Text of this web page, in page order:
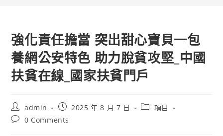
強化責任擔當 突出甜心寶貝一包
養網公安特色 助力脫貧攻堅_中國
扶貧在線_國家扶貧門戶
Post
author:
admin
Post
published:
2025 年 8 月 7 日
Post項目
Post0 Comments